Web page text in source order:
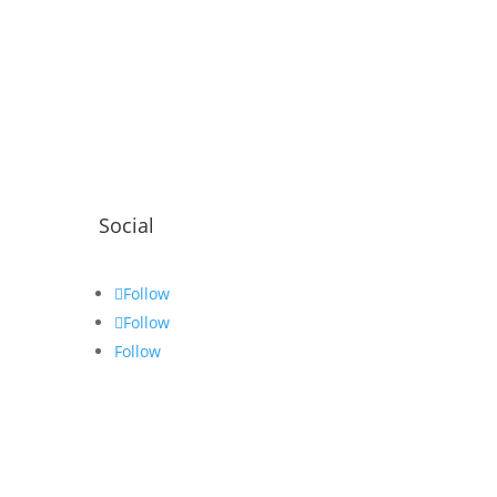
Social
Follow
Follow
Follow